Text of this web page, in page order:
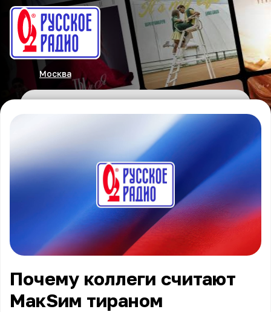
Москва
Почему коллеги считают
МакSим тираном